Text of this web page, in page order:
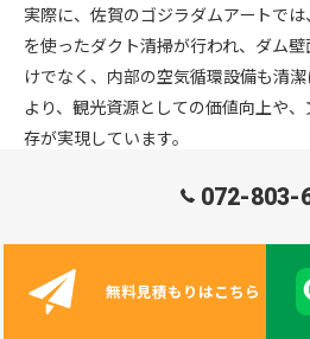
実際に、佐賀のゴジラダムアートで
を使ったダクト清掃が行われ、ダム壁
けでなく、内部の空気循環設備も清
より、観光資源としての価値向上や、
存が実現しています。
行うことで、清掃効果と保全の両立
切な判断と定期的なメンテナンスが
の重要なポイントです。
072-803-
無料見積もりはこちら